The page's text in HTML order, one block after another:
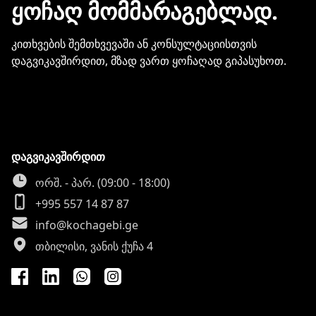
ᲧᲝᲩᲐᲦ ᲛᲝᲛᲛᲐᲠᲐᲒᲔᲑᲚᲐᲓ.
კითხვების შემთხვევაში ან კონსულტაციისთვის
დაგვიკავშირდით, მზად ვართ ყოჩაღად გიპასუხოთ.
დაგვიკავშირდით
ორშ. - პარ. (09:00 - 18:00)
+995 557 14 87 87
info@kochagebi.ge
თბილისი, ვანის ქუჩა 4